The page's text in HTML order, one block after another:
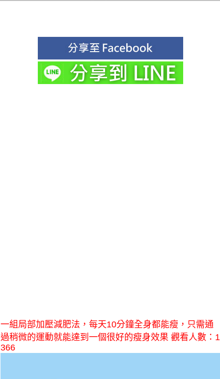
一組局部加壓減肥法，每天10分鐘全身都能瘦，只需通
過稍微的運動就能達到一個很好的瘦身效果 觀看人數：1
366